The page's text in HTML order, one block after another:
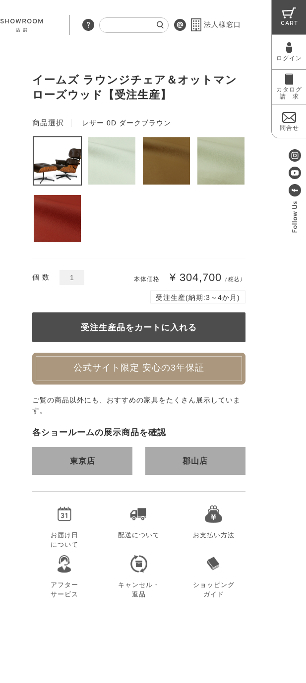
SHOWROOM
店 舗
法人様窓口 CART
ログイン
カタログ
請 求
問合せ
イームズ ラウンジチェア＆オットマン
ローズウッド【受注生産】
商品選択 レザー 0D ダークブラウン
個 数 本体価格 ¥ 304,700 （税込）
受注生産(納期:3～4か月)
公式サイト限定 安心の3年保証
ご覧の商品以外にも、おすすめの家具をたくさん展示していま
す。
各ショールームの展示商品を確認
東京店 郡山店
お届け日
について
配送について お支払い方法
アフター
サービス
キャンセル・
返品
ショッピング
ガイド